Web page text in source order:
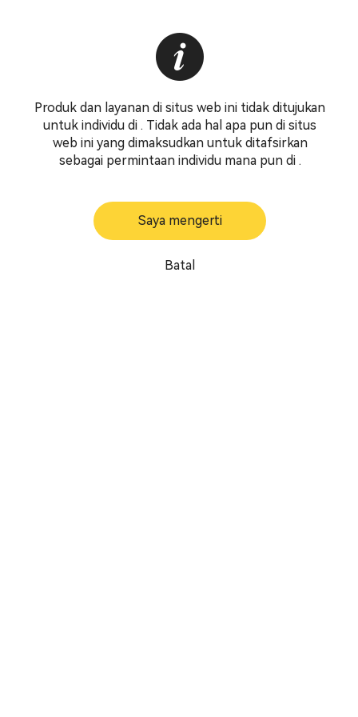
Produk dan layanan di situs web ini tidak ditujukan
untuk individu di . Tidak ada hal apa pun di situs
web ini yang dimaksudkan untuk ditafsirkan
sebagai permintaan individu mana pun di .
Saya mengerti
Batal